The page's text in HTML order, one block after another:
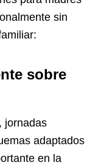
sin
sobre
jornadas
adaptados
en la